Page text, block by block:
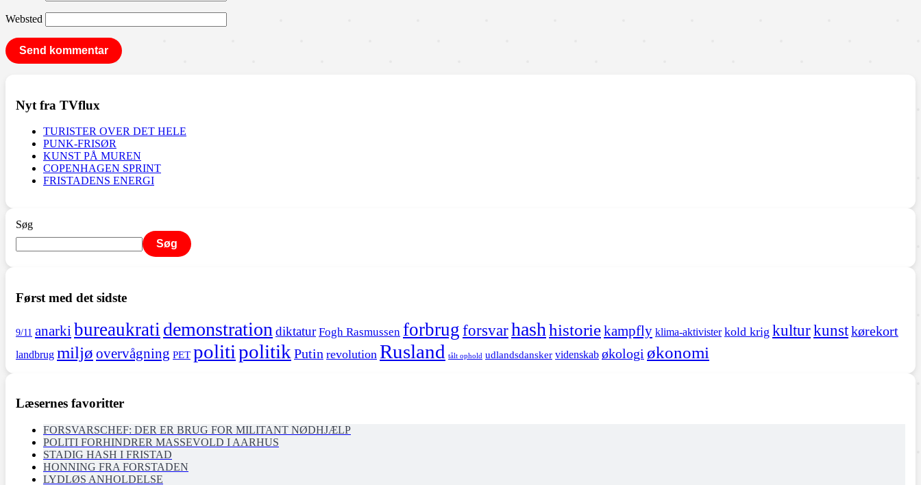
Websted
Nyt fra TVflux
TURISTER OVER DET HELE
PUNK-FRISØR
KUNST PÅ MUREN
COPENHAGEN SPRINT
FRISTADENS ENERGI
Søg
Søg
Først med det sidste
9/11 anarki bureaukrati demonstration diktatur Fogh Rasmussen forbrugforsvarhash historiekampfly klima-aktivister kold krig kulturkunstkørekort
landbrug miljø overvågning PET politipolitik Putin revolution Rusland tålt ophold udlandsdansker videnskab økologi økonomi
Læsernes favoritter
FORSVARSCHEF: DER ER BRUG FOR MILITANT NØDHJÆLP
POLITI FORHINDRER MASSEVOLD I AARHUS
STADIG HASH I FRISTAD
HONNING FRA FORSTADEN
LYDLØS ANHOLDELSE